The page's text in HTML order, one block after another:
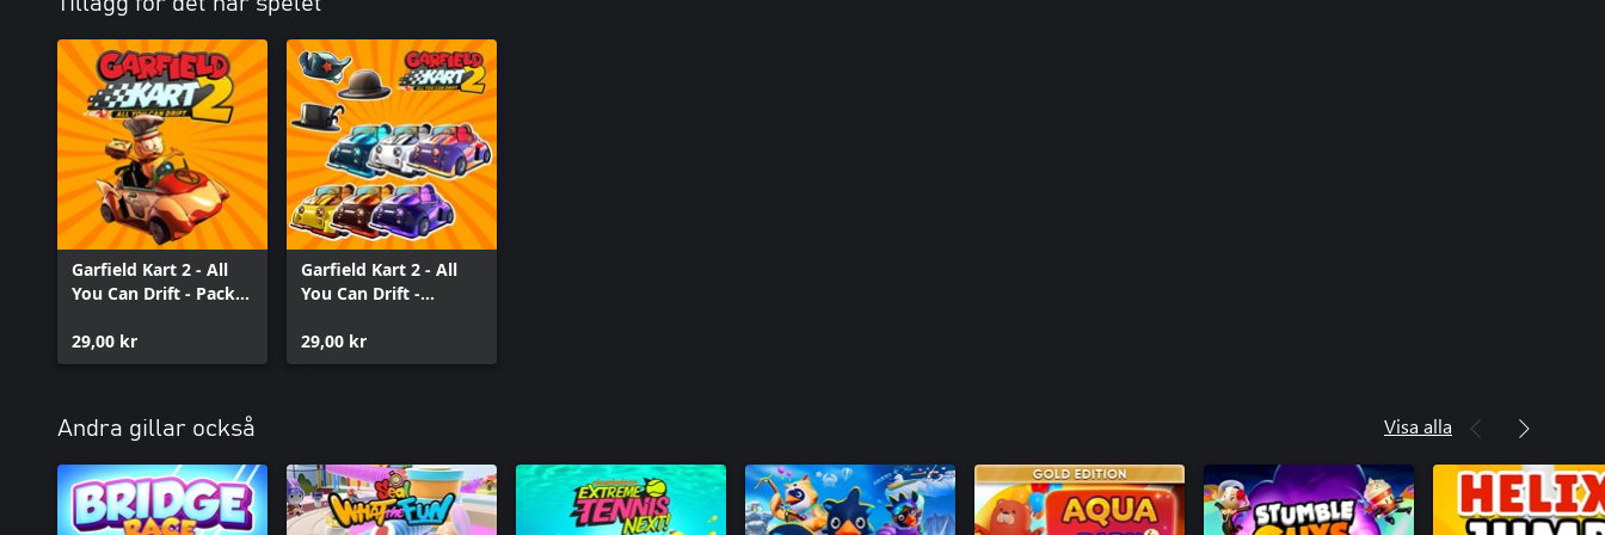
Garfield Kart 2 - All
You Can Drift - Pack
29,00 kr
Garfield Kart 2 - All
You Can Drift -
29,00 kr
Andra gillar också Visa alla